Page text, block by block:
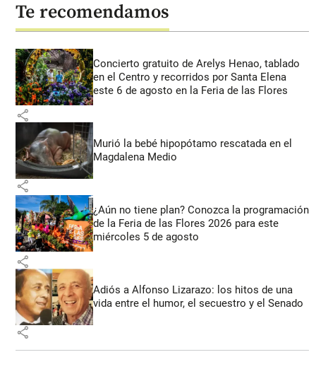
Te recomendamos
Concierto gratuito de Arelys Henao, tablado
en el Centro y recorridos por Santa Elena
este 6 de agosto en la Feria de las Flores
share
Murió la bebé hipopótamo rescatada en el
Magdalena Medio
share
¿Aún no tiene plan? Conozca la programación
de la Feria de las Flores 2026 para este
miércoles 5 de agosto
share
Adiós a Alfonso Lizarazo: los hitos de una
vida entre el humor, el secuestro y el Senado
share